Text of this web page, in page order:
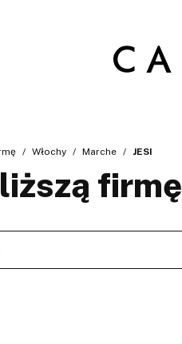
Włochy Marche JESI
firmę